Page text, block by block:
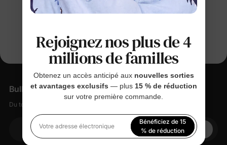
Bulletin d'information
Du tout doux, des petites remises, zéro spam.
Votre adresse électronique
Rejoignez nos plus de 4
millions de familles
Obtenez un accès anticipé aux nouvelles sorties
et avantages exclusifs — plus 15 % de réduction
sur votre première commande.
Votre adresse électronique
Bénéficiez de 15
% de réduction